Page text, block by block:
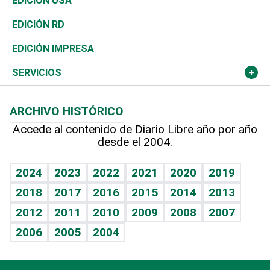
Ocenanía
Caribe
Resto del mundo
Telecom.
Global y variable
Economía personal
Sociales
Novedades
Podcast Arte Libre
Hablando con el pediatra
Vida y familia
Eñe
Celebrando la vida
Sin complejos
En pocas palabras
Tenis
Olimpismo
Más deportes
TBT Deportivo
El Espía
Noticiero Poteleche
Columnistas
Más firmas
Historia
Martes de tecnología
Cambio climático
Revista
Deportes
Opinión
Hecho en casa
Guía del dinero
EDICIÓN RD
EDICIÓN IMPRESA
SERVICIOS
Cumpleaños
Horóscopos
Crucigramas
ARCHIVO HISTÓRICO
Accede al contenido de Diario Libre año por año
desde el 2004.
2024 2023 2022 2021 2020
2019
2018
2017 2016 2015 2014
2013
2012
2011 2010 2009 2008
2007
2006
2005 2004